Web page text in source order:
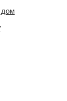
дом